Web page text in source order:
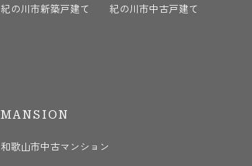
紀の川市新築戸建て
紀の川市中古戸建て
MANSION
和歌山市中古マンション